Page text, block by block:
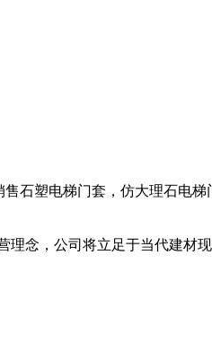
塑电梯门套，仿大理石电
念，公司将立足于当代建